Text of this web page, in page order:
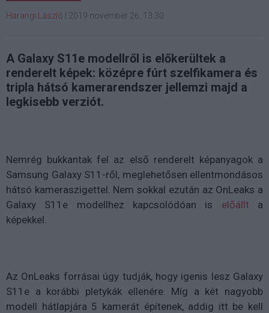
Harangi László 2019 november 26. 13:30
A Galaxy S11e modellről is előkerültek a
renderelt képek: középre fúrt szelfikamera és
tripla hátsó kamerarendszer jellemzi majd a
legkisebb verziót.
Nemrég bukkantak fel az első renderelt képanyagok a
Samsung Galaxy S11-ről, meglehetősen ellentmondásos
hátsó kameraszigettel. Nem sokkal ezután az OnLeaks a
Galaxy S11e modellhez kapcsolódóan is előállt a
képekkel.
Az OnLeaks forrásai úgy tudják, hogy igenis lesz Galaxy
S11e a korábbi pletykák ellenére. Míg a két nagyobb
modell hátlapjára 5 kamerát építenek, addig itt be kell